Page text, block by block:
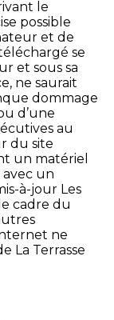
le
possible
et de
se
et sous sa
ne saurait
dommage
d’une
au
du site
un matériel
un
à-jour Les
cadre du
ne
La Terrasse